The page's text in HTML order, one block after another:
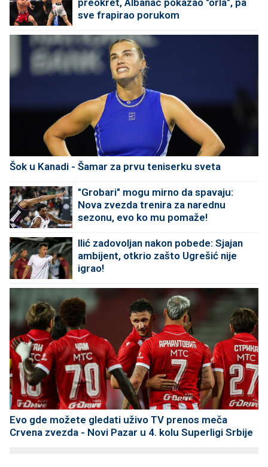
preokret, Albanac pokazao "orla", pa
sve frapirao porukom
Šok u Kanadi - Šamar za prvu teniserku sveta
"Grobari" mogu mirno da spavaju:
Nova zvezda trenira za narednu
sezonu, evo ko mu pomaže!
Ilić zadovoljan nakon pobede: Sjajan
ambijent, otkrio zašto Ugrešić nije
igrao!
Evo gde možete gledati uživo TV prenos meča
Crvena zvezda - Novi Pazar u 4. kolu Superligi Srbije